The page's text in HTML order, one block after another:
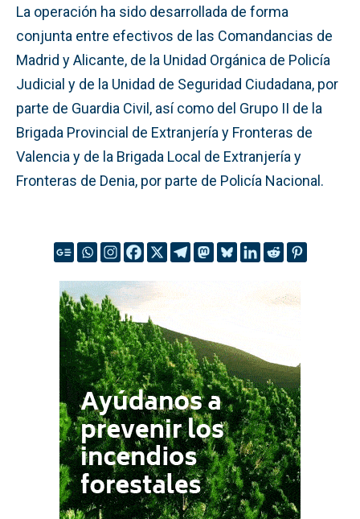
La operación ha sido desarrollada de forma
conjunta entre efectivos de las Comandancias de
Madrid y Alicante, de la Unidad Orgánica de Policía
Judicial y de la Unidad de Seguridad Ciudadana, por
parte de Guardia Civil, así como del Grupo II de la
Brigada Provincial de Extranjería y Fronteras de
Valencia y de la Brigada Local de Extranjería y
Fronteras de Denia, por parte de Policía Nacional.